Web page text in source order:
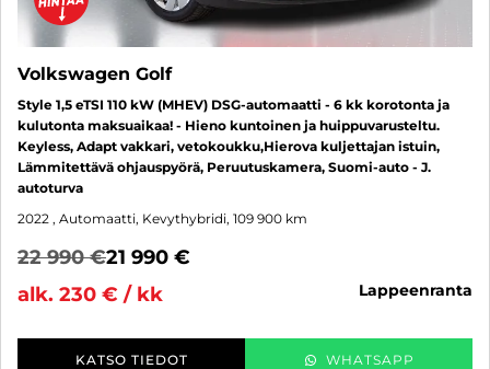
Volkswagen Golf
Style 1,5 eTSI 110 kW (MHEV) DSG-automaatti - 6 kk korotonta ja
kulutonta maksuaikaa! - Hieno kuntoinen ja huippuvarusteltu.
Keyless, Adapt vakkari, vetokoukku,Hierova kuljettajan istuin,
Lämmitettävä ohjauspyörä, Peruutuskamera, Suomi-auto - J.
autoturva
2022 , Automaatti, Kevythybridi, 109 900 km
22 990 €21 990 €
alk. 230 € / kk
lappeenranta
KATSO TIEDOT WHATSAPP